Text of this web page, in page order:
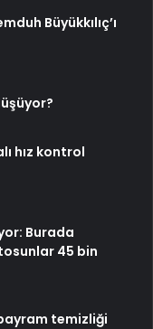
Büyükkılıç’ı
hız kontrol
Burada
45 bin
temizliği